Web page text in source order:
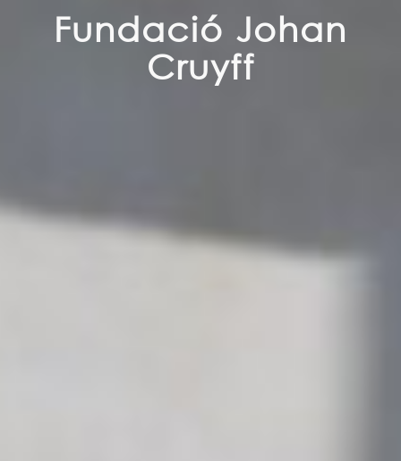
Fundació Johan
Cruyff